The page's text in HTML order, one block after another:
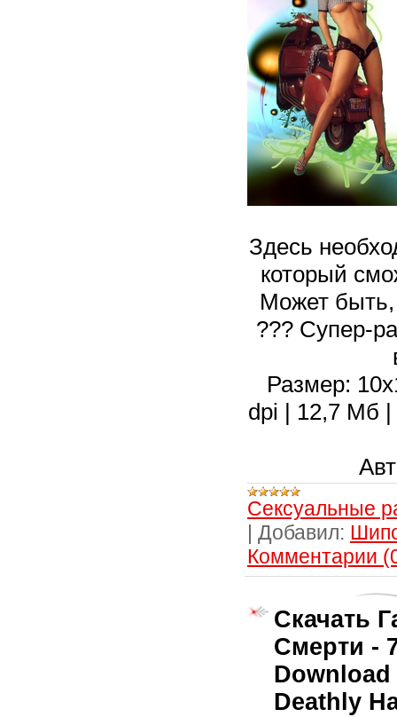
Здесь
который
Может
??? Супер-
Размер:
dpi | 12,7 Мб
Сексуальные
Добавил:
Комментарии
Скачать
Смерти -
Deathly